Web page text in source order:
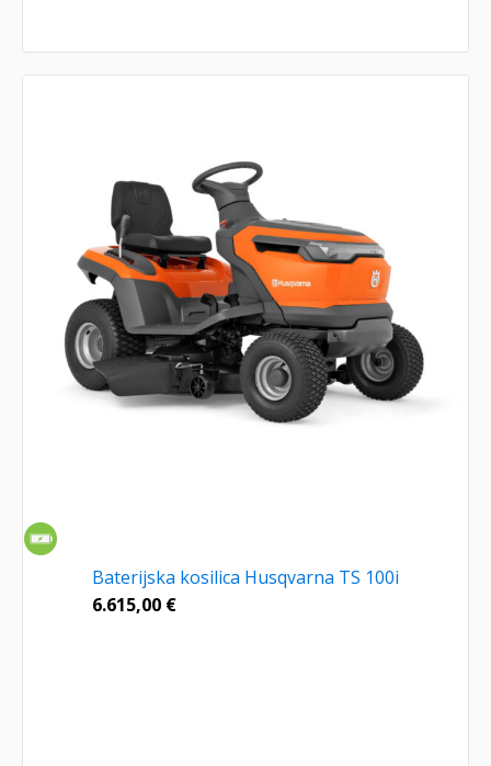
Baterijska kosilica Husqvarna TS 100i
6.615,00 €